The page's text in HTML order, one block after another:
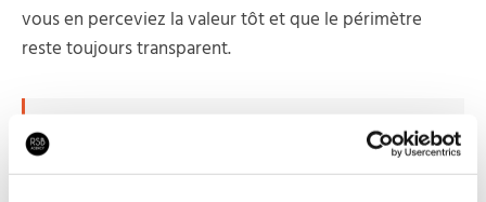
vous en perceviez la valeur tôt et que le périmètre
reste toujours transparent.